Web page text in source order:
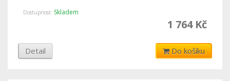
Dostupnost: Skladem
1 764 Kč
Detail Do košíku